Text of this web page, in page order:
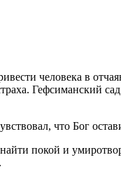
человека в
Гефсиманский
что Бог
покой и